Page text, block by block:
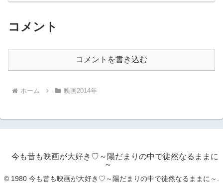
コメント
コメントを書き込む
ホーム 映画2014年
今も昔も映画が大好き♡～陽だまりの中で徒然なるままに
～
© 1980 今も昔も映画が大好き♡～陽だまりの中で徒然なるままに～.